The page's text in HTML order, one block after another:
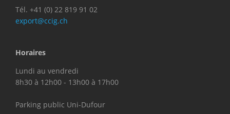
Tél. +41 (0) 22 819 91 02
export@ccig.ch
Horaires
Lundi au vendredi
8h30 à 12h00 - 13h00 à 17h00
Parking public Uni-Dufour